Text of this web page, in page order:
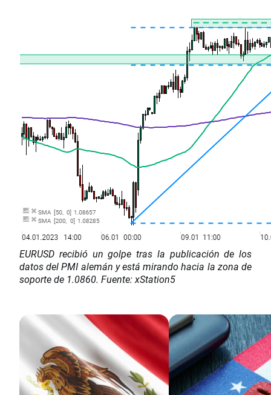
EURUSD recibió un golpe tras la publicación de los
datos del PMI alemán y está mirando hacia la zona de
soporte de 1.0860. Fuente: xStation5